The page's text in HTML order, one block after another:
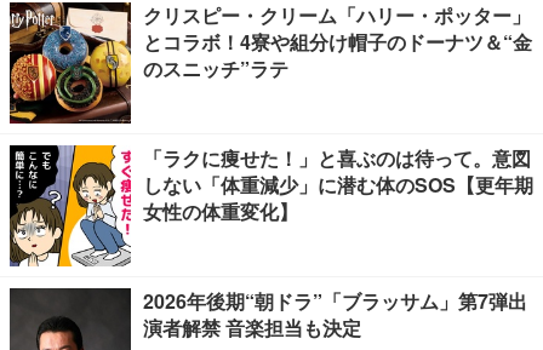
クリスピー・クリーム「ハリー・ポッター」
とコラボ！4寮や組分け帽子のドーナツ＆“金
のスニッチ”ラテ
「ラクに痩せた！」と喜ぶのは待って。意図
しない「体重減少」に潜む体のSOS【更年期
女性の体重変化】
2026年後期“朝ドラ”「ブラッサム」第7弾出
演者解禁 音楽担当も決定